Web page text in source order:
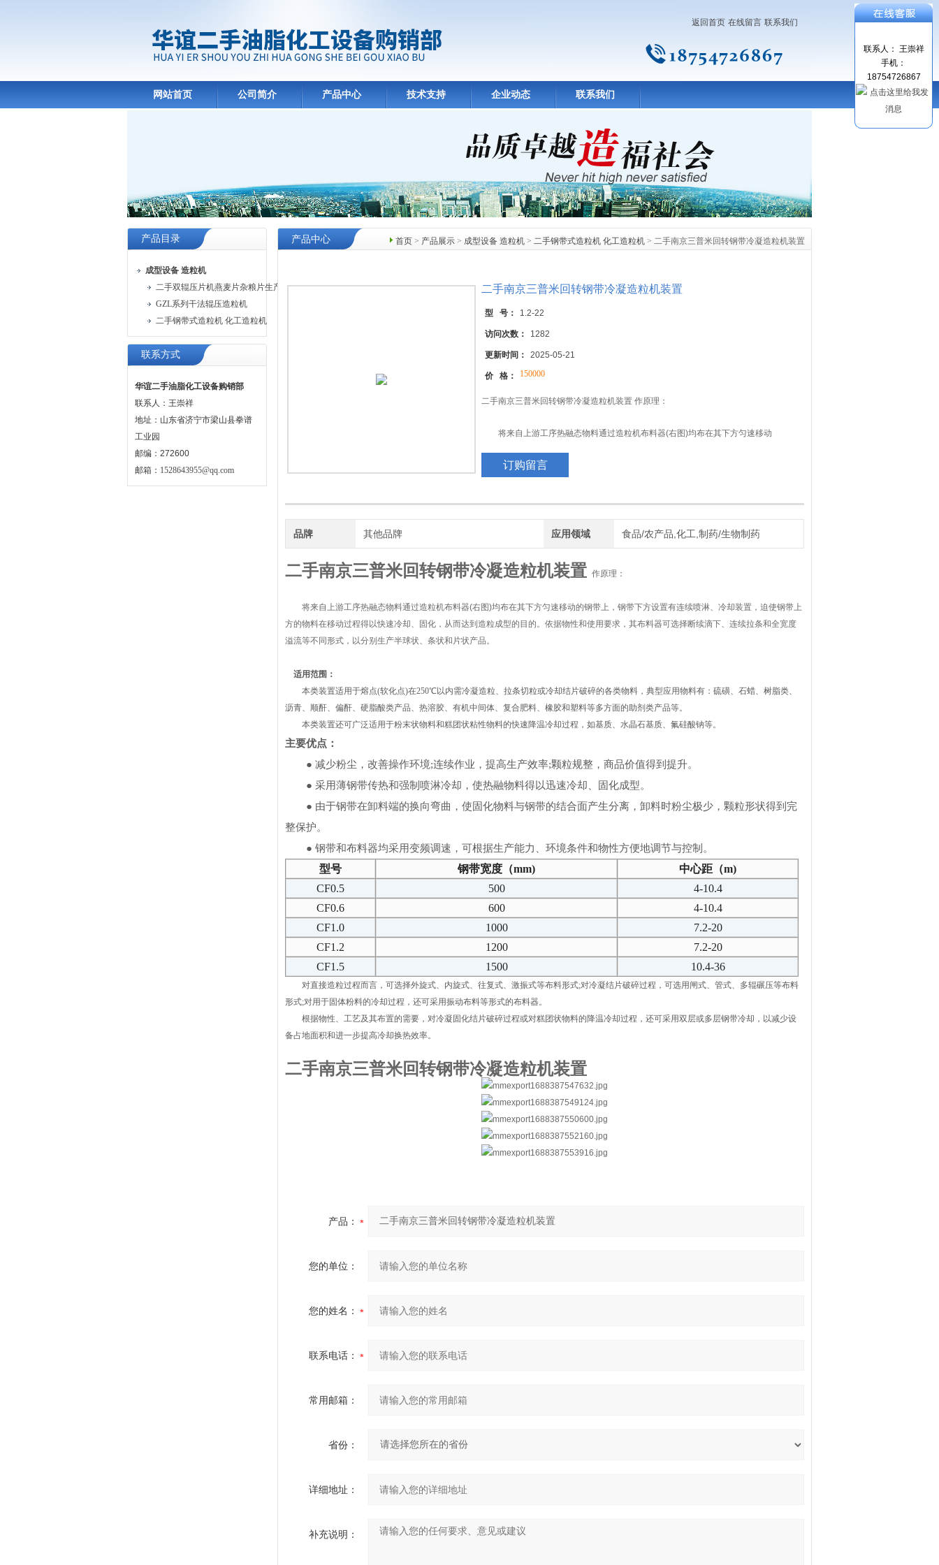
返回首页 在线留言 联系我们
网站首页 公司简介 产品中心 技术支持 企业动态 联系我们
产品目录
成型设备 造粒机
二手双辊压片机燕麦片杂粮片生产线
GZL系列干法辊压造粒机
二手钢带式造粒机 化工造粒机
联系方式
华谊二手油脂化工设备购销部
联系人：王崇祥
地址：山东省济宁市梁山县拳谱
工业园
邮编：272600
邮箱： 1528643955@qq.com
首页 > 产品展示 > 成型设备 造粒机 > 二手钢带式造粒机 化工造粒机 > 二手南京三普米回转钢带冷凝造粒机装置
产品中心
二手南京三普米回转钢带冷凝造粒机装置
型 号： 1.2-22
访问次数： 1282
更新时间： 2025-05-21
价 格： 150000
二手南京三普米回转钢带冷凝造粒机装置 作原理：
将来自上游工序热融态物料通过造粒机布料器(右图)均布在其下方匀速移动
程得以快速冷却、固化，从而达到造粒成型的目的。依据物性和使用要求，其布
订购留言
品牌 其他品牌 应用领域 食品/农产品,化工,制药/生物制药
二手南京三普米回转钢带冷凝造粒机装置 作原理：
将来自上游工序热融态物料通过造粒机布料器(右图)均布在其下方匀速移动的钢带上，钢带下方设置有连续喷淋、冷却装置，迫使钢带上
方的物料在移动过程得以快速冷却、固化，从而达到造粒成型的目的。依据物性和使用要求，其布料器可选择断续滴下、连续拉条和全宽度
溢流等不同形式，以分别生产半球状、条状和片状产品。
适用范围：
本类装置适用于熔点(软化点)在250℃以内需冷凝造粒、拉条切粒或冷却结片破碎的各类物料，典型应用物料有：硫磺、石蜡、树脂类、
沥青、顺酐、偏酐、硬脂酸类产品、热溶胶、有机中间体、复合肥料、橡胶和塑料等多方面的助剂类产品等。
本类装置还可广泛适用于粉末状物料和糕团状粘性物料的快速降温冷却过程，如基质、水晶石基质、氟硅酸钠等。
主要优点：
● 减少粉尘，改善操作环境;连续作业，提高生产效率;颗粒规整，商品价值得到提升。
● 采用薄钢带传热和强制喷淋冷却，使热融物料得以迅速冷却、固化成型。
● 由于钢带在卸料端的换向弯曲，使固化物料与钢带的结合面产生分离，卸料时粉尘极少，颗粒形状得到完
整保护。
● 钢带和布料器均采用变频调速，可根据生产能力、环境条件和物性方便地调节与控制。
型号 钢带宽度（mm)
中心距（m)
CF0.5
500
4-10.4
CF0.6
600
4-10.4
CF1.0
1000
7.2-20
CF1.2
1200
7.2-20
CF1.5
1500 10.4-36
对直接造粒过程而言，可选择外旋式、内旋式、往复式、激振式等布料形式;对冷凝结片破碎过程，可选用闸式、管式、多辊碾压等布料
形式;对用于固体粉料的冷却过程，还可采用振动布料等形式的布料器。
根据物性、工艺及其布置的需要，对冷凝固化结片破碎过程或对糕团状物料的降温冷却过程，还可采用双层或多层钢带冷却，以减少设
备占地面积和进一步提高冷却换热效率。
二手南京三普米回转钢带冷凝造粒机装置
产品：
您的单位：
您的姓名：
联系电话：
常用邮箱：
省份：
详细地址：
补充说明：
联系人： 王崇祥
手机：
18754726867